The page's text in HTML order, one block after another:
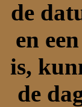
de
en
is,
de